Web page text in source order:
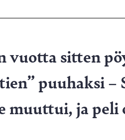
vuotta sitten
puuhaksi –
muuttui, ja peli